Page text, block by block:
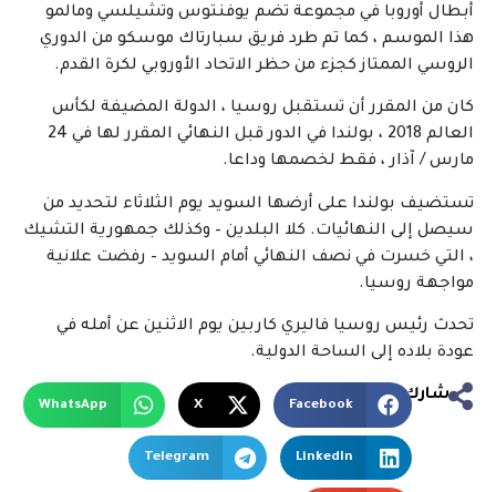
أبطال أوروبا في مجموعة تضم يوفنتوس وتشيلسي ومالمو
هذا الموسم ، كما تم طرد فريق سبارتاك موسكو من الدوري
الروسي الممتاز كجزء من حظر الاتحاد الأوروبي لكرة القدم.
كان من المقرر أن تستقبل روسيا ، الدولة المضيفة لكأس
العالم 2018 ، بولندا في الدور قبل النهائي المقرر لها في 24
مارس / آذار ، فقط لخصمها وداعا.
تستضيف بولندا على أرضها السويد يوم الثلاثاء لتحديد من
سيصل إلى النهائيات. كلا البلدين – وكذلك جمهورية التشيك
، التي خسرت في نصف النهائي أمام السويد – رفضت علانية
مواجهة روسيا.
تحدث رئيس روسيا فاليري كاربين يوم الاثنين عن أمله في
عودة بلاده إلى الساحة الدولية.
شارك
Facebook
X
WhatsApp
LinkedIn
Telegram